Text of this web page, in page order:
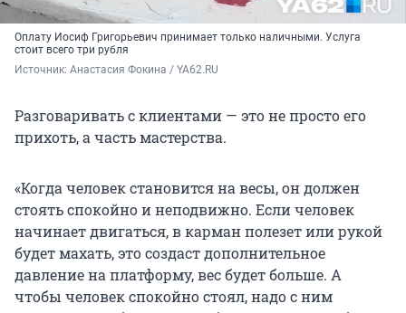
Оплату Иосиф Григорьевич принимает только наличными. Услуга
стоит всего три рубля
Источник: Анастасия Фокина / YA62.RU
Разговаривать с клиентами — это не просто его
прихоть, а часть мастерства.
«Когда человек становится на весы, он должен
стоять спокойно и неподвижно. Если человек
начинает двигаться, в карман полезет или рукой
будет махать, это создаст дополнительное
давление на платформу, вес будет больше. А
чтобы человек спокойно стоял, надо с ним